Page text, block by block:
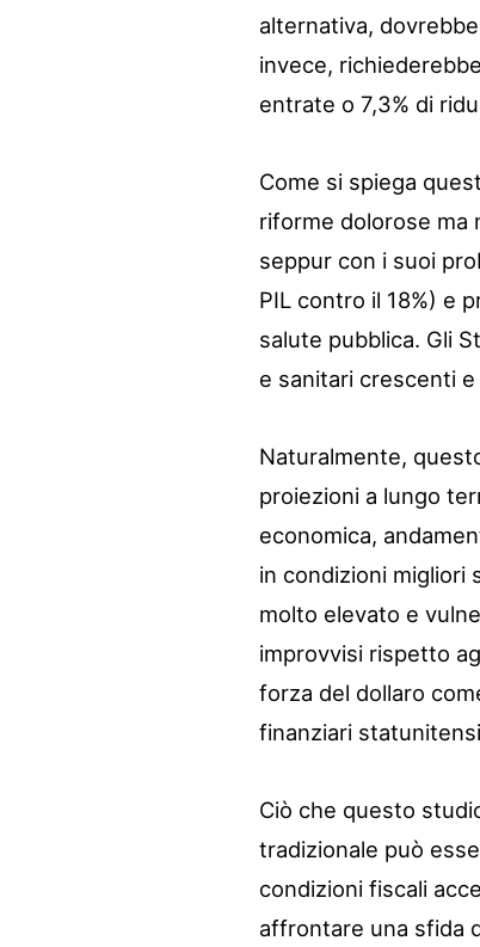
alternativa,
invece,
entrate o 7,3% di
Come si spiega
riforme dolorose ma
seppur con i suoi
PIL contro il 18%) e
salute pubblica. Gli
e sanitari crescenti
Naturalmente,
proiezioni a lungo
economica,
in condizioni migliori
molto elevato e
improvvisi rispetto
forza del dollaro
finanziari
Ciò che questo
tradizionale può
condizioni fiscali
affrontare una sfida